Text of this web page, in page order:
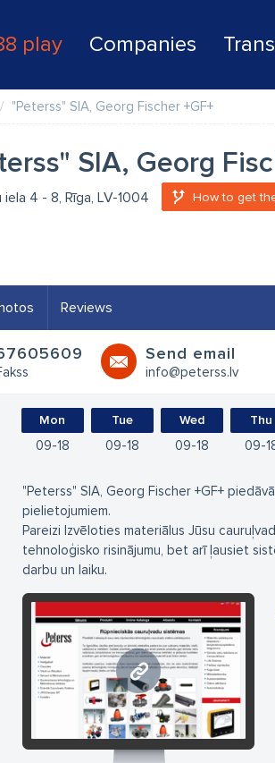
play Companies
"Peterss" SIA, Georg Fischer +GF+
SIA, Georg
iela 4 - 8, Rīga, LV-1004 How to get
Reviews
Send email
info@peterss.lv
Mon
09 18
Tue
09 18
Wed
09 18
Thu
09
"Peterss" SIA, Georg Fischer +GF+
pielietojumiem.
Pareizi Izvēloties materiālus Jūsu
tehnoloģisko risinājumu, bet arī ļausiet
darbu un laiku.
www.peterss.lv